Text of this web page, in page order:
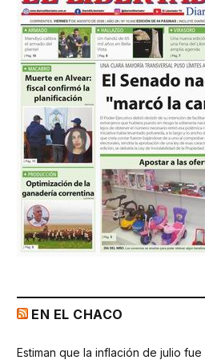
EN EL CHACO
Estiman que la inflación de julio